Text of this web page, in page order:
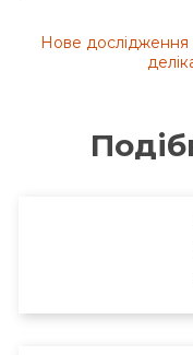
Early Cambrian
224, 2008.
Нове дослідження